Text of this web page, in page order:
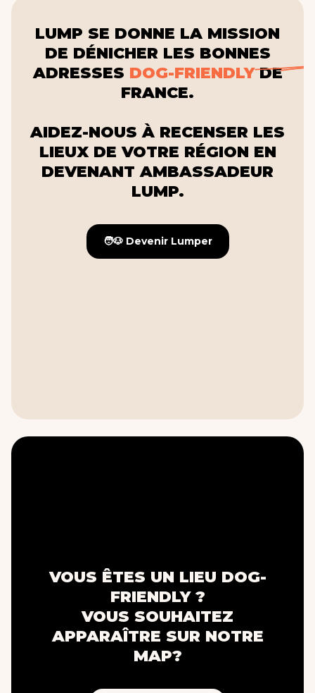
LUMP SE DONNE LA MISSION
DE DÉNICHER LES BONNES
ADRESSES DOG-FRIENDLYDE
FRANCE.
AIDEZ-NOUS À RECENSER LES
LIEUX DE VOTRE RÉGION EN
DEVENANT AMBASSADEUR
LUMP.
🧑🐶 Devenir Lumper
🧑🐶 Devenir Lumper
VOUS ÊTES UN LIEU DOG-
FRIENDLY ?
VOUS SOUHAITEZ
APPARAÎTRE SUR NOTRE
MAP?